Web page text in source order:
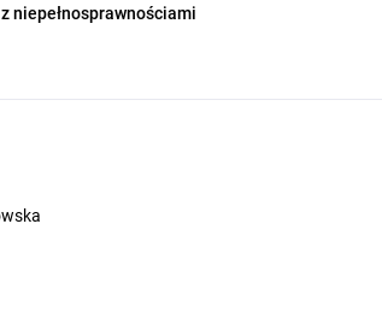
niepełnosprawnościami